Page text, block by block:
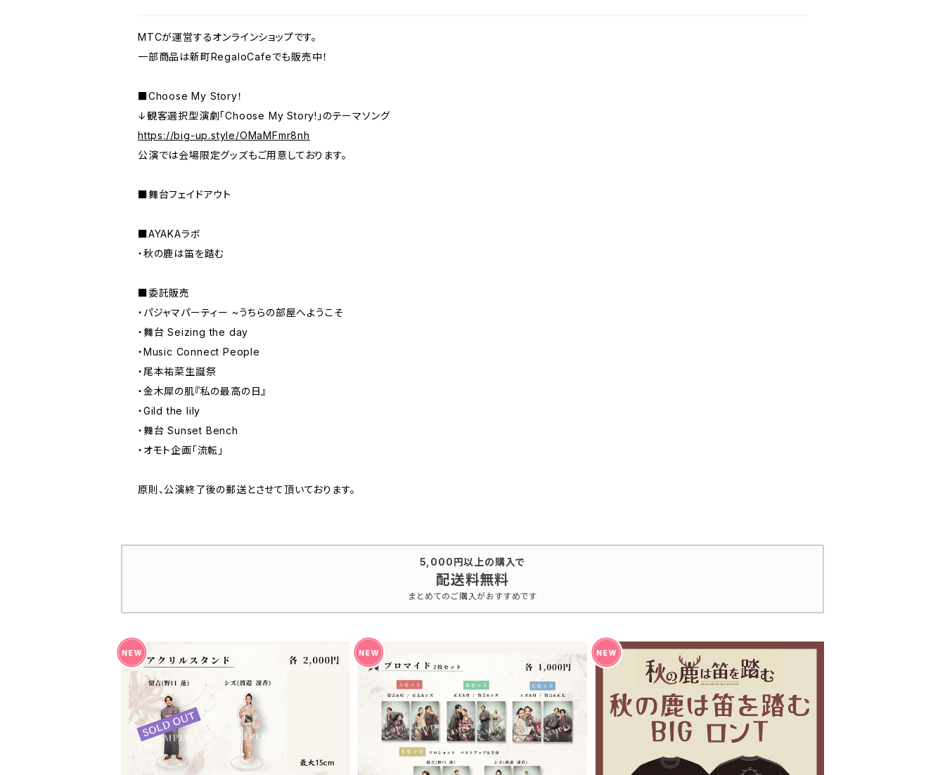
MTCが運営するオンラインショップです。
一部商品は新町RegaloCafeでも販売中！
■Choose My Story！
↓観客選択型演劇「Choose My Story!」のテーマソング
https://big-up.style/OMaMFmr8nh
公演では会場限定グッズもご用意しております。
■舞台フェイドアウト
■AYAKAラボ
・秋の鹿は笛を踏む
■委託販売
・パジャマパーティー ~うちらの部屋へようこそ
・舞台 Seizing the day
・Music Connect People
・尾本祐菜生誕祭
・金木犀の肌『私の最高の日』
・Gild the lily
・舞台 Sunset Bench
・オモト企画「流転」
原則、公演終了後の郵送とさせて頂いております。
5,000円以上の購入で
配送料無料
まとめてのご購入がおすすめです
『流転』アクリルスタンド
¥2,000
『流転』ブロマイドセット
¥1,000
秋の鹿は笛を踏む BIG ロンT
¥4,000